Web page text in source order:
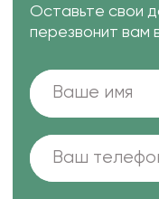
Оставьте свои
перезвонит вам